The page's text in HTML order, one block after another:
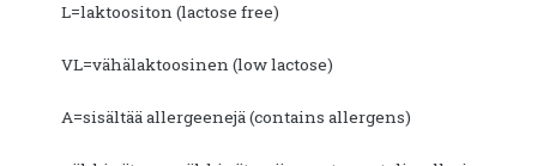
L=laktoositon (lactose free)
VL=vähälaktoosinen (low lactose)
A=sisältää allergeenejä (contains allergens)